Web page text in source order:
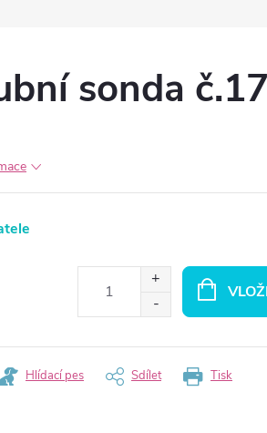
sonda č.17
Tisk
Hlídací pes Sdílet